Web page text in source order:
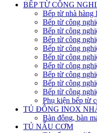
BẾP TỪ CÔNG
Bếp từ nhà hàng
Bếp từ công
Bếp từ công
Bếp từ công
Bếp từ công
Bếp từ công
Bếp từ công
Bếp từ công
Bếp từ công
Bếp từ công
Phụ kiện bếp từ
TỦ ĐÔNG INOX
Bàn đông, bàn
TỦ NẤU CƠM